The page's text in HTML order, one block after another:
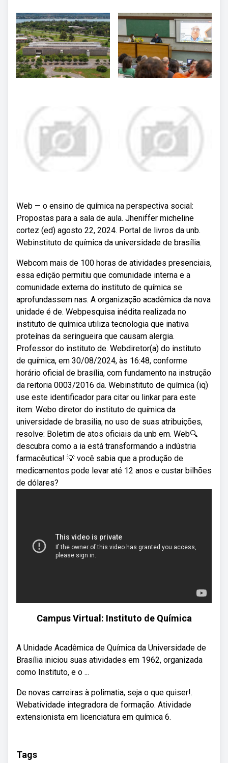
Web — o ensino de química na perspectiva social:
Propostas para a sala de aula. Jheniffer micheline
cortez (ed) agosto 22, 2024. Portal de livros da unb.
Webinstituto de química da universidade de brasília.
Webcom mais de 100 horas de atividades presenciais,
essa edição permitiu que comunidade interna e a
comunidade externa do instituto de química se
aprofundassem nas. A organização acadêmica da nova
unidade é de. Webpesquisa inédita realizada no
instituto de química utiliza tecnologia que inativa
proteínas da seringueira que causam alergia.
Professor do instituto de. Webdiretor(a) do instituto
de química, em 30/08/2024, às 16:48, conforme
horário oficial de brasília, com fundamento na instrução
da reitoria 0003/2016 da. Webinstituto de química (iq)
use este identificador para citar ou linkar para este
item: Webo diretor do instituto de química da
universidade de brasilia, no uso de suas atribuições,
resolve: Boletim de atos oficiais da unb em. Web🔍
descubra como a ia está transformando a indústria
farmacêutica! 💡 você sabia que a produção de
medicamentos pode levar até 12 anos e custar bilhões
de dólares?
Campus Virtual: Instituto de Química
A Unidade Acadêmica de Química da Universidade de
Brasília iniciou suas atividades em 1962, organizada
como Instituto, e o ...
De novas carreiras à polimatia, seja o que quiser!.
Webatividade integradora de formação. Atividade
extensionista em licenciatura em química 6.
Tags